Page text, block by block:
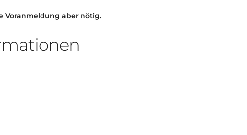
Voranmeldung aber nötig.